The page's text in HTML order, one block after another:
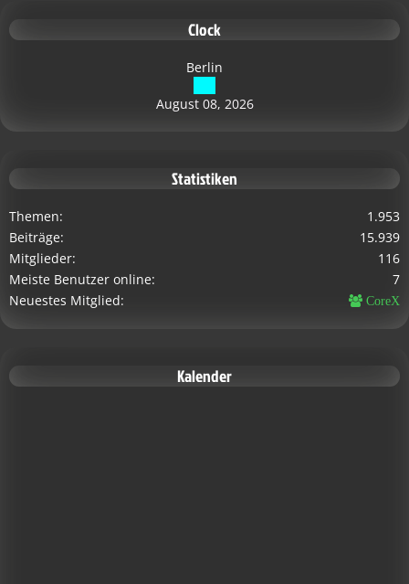
Clock
Berlin
August 08, 2026
Statistiken
Themen
1.953
Beiträge
15.939
Mitglieder
116
Meiste Benutzer online
7
Neuestes Mitglied
CoreX
Kalender